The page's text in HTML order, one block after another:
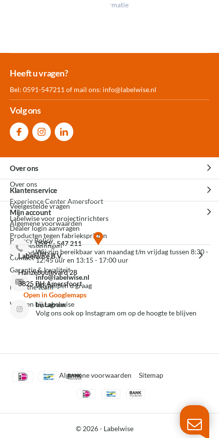
Klik op een icoon voor meer informatie
Meer dan 30.000
Heeft u vragen?
Bel: 0591-547211 of mail ons: info@labelwise.nl
Volg ons
Over ons
Over ons
Experience Center Amersfoort
Labelwise voor projectinrichters
Producten tegen fabrieksprijzen
3D modellen
Garantie & kwaliteit
Meet the team
Werken bij Labelwise
Klantenservice
Veelgestelde vragen
Algemene voorwaarden
Privacy Policy
Contact
Mijn account
Dealer login aanvragen
Mijn bestellingen
0591 - 547 211
Wij zijn bereikbaar van maandag t/m vrijdag tussen 8:30 -
12:45 uur en 13:15 - 17:00 uur
info@labelwise.nl
Wij helpen u graag
Instagram
Volg ons ook op Instagram om op de hoogte te blijven
Labelwise B.V.
Hanzeboulevard 28
3825 PH Amersfoort
Open in Googlemaps
© 2026 - Labelwise
Algemene voorwaarden Sitemap